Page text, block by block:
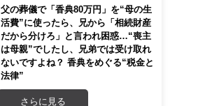
父の葬儀で「香典80万円」を“母の生
活費”に使ったら、兄から「相続財産
だから分けろ」と言われ困惑…“喪主
は母親”でしたし、兄弟では受け取れ
ないですよね？ 香典をめぐる“税金と
法律”
さらに見る